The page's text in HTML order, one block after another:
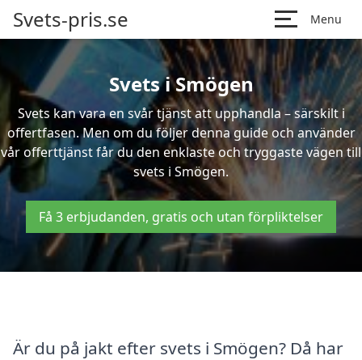
Svets-pris.se Menu
Svets i Smögen
Svets kan vara en svår tjänst att upphandla – särskilt i
offertfasen. Men om du följer denna guide och använder
vår offerttjänst får du den enklaste och tryggaste vägen till
svets i Smögen.
Få 3 erbjudanden, gratis och utan förpliktelser
Är du på jakt efter svets i Smögen? Då har